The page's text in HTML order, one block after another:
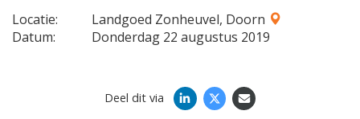
Locatie:
Landgoed Zonheuvel, Doorn
Datum:
Donderdag 22 augustus 2019
Deel dit via